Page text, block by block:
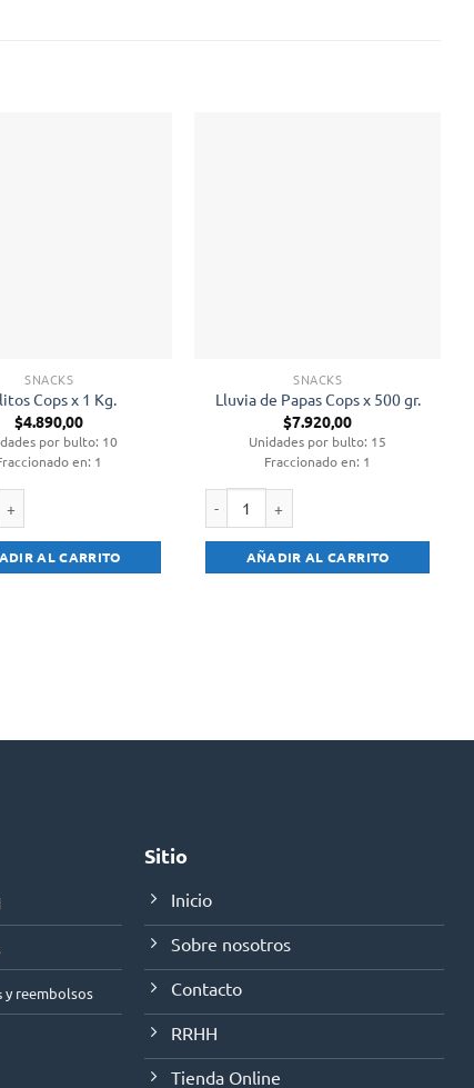
SNACKS
Cops x 1 Kg.
$4.890,00
por bulto: 10
en: 1
AL CARRITO
SNACKS
Lluvia de Papas Cops x 500 gr.
$7.920,00
Unidades por bulto: 15
Fraccionado en: 1
AÑADIR AL CARRITO
y reembolsos
Sitio
Inicio
Sobre nosotros
Contacto
RRHH
Tienda Online